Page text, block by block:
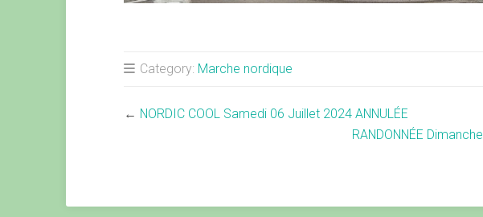
Category: Marche nordique
← NORDIC COOL Samedi 06 Juillet 2024 ANNULÉE
RANDONNÉE